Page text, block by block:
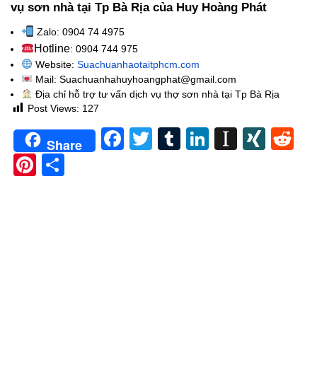
vụ sơn nhà tại Tp Bà Rịa của Huy Hoàng Phát
Zalo: 0904 74 4975
Hotline: 0904 744 975
Website: Suachuanhaotaitphcm.com
Mail: Suachuanhahuyhoangphat@gmail.com
Địa chỉ hỗ trợ tư vấn dịch vụ thợ sơn nhà tại Tp Bà Rịa
Post Views: 127
Share Facebook
TwitterTumblrLinkedIn
Pinterest